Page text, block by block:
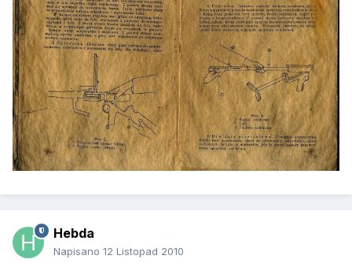
Hebda
Napisano 12 Listopad 2010